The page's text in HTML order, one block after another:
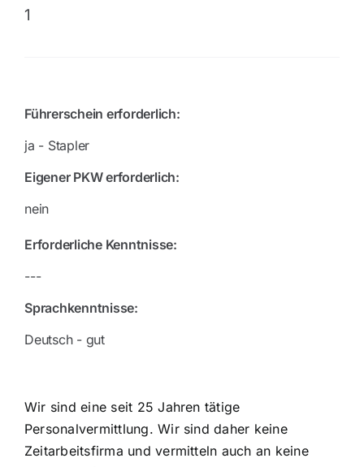
1
Führerschein erforderlich:
ja - Stapler
Eigener PKW erforderlich:
nein
Erforderliche Kenntnisse:
---
Sprachkenntnisse:
Deutsch - gut
Wir sind eine seit 25 Jahren tätige
Personalvermittlung. Wir sind daher keine
Zeitarbeitsfirma und vermitteln auch an keine